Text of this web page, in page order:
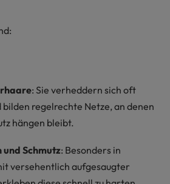
: Sie verheddern sich oft
regelrechte Netze, an denen
hängen bleibt.
Schmutz: Besonders in
versehentlich aufgesaugter